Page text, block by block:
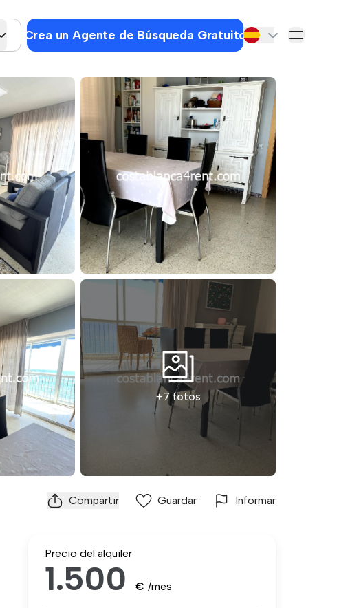
Crea un Agente de Búsqueda Gratuito
+7 fotos
Compartir Guardar Informar
Precio del alquiler
1.500 € /mes